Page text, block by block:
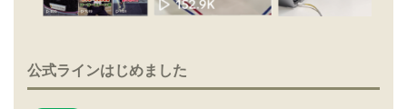
公式ラインはじめました